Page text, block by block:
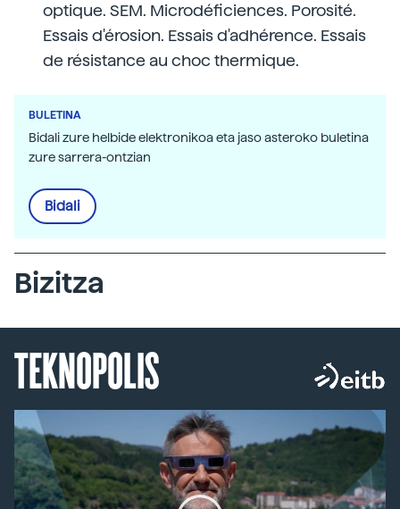
optique. SEM. Microdéficiences. Porosité.
Essais d'érosion. Essais d'adhérence. Essais
de résistance au choc thermique.
BULETINA
Bidali zure helbide elektronikoa eta jaso asteroko buletina
zure sarrera-ontzian
Bidali
Bizitza
TEKNOPOLIS